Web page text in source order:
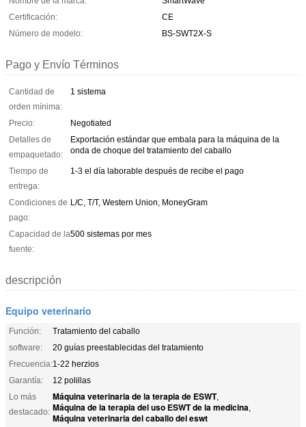
Certificación:
CE
Número de modelo:
BS-SWT2X-S
Pago y Envío Términos
Cantidad de
orden mínima:
1 sistema
Precio:
Negotiated
Detalles de
empaquetado:
Exportación estándar que embala para la máquina de la
onda de choque del tratamiento del caballo
Tiempo de
entrega:
1-3 el día laborable después de recibe el pago
Condiciones de
pago:
L/C, T/T, Western Union, MoneyGram
Capacidad de la
fuente:
500 sistemas por mes
descripción
Equipo veterinario
Función:
Tratamiento del caballo
software:
20 guías preestablecidas del tratamiento
Frecuencia:1-22 herzios
Garantía:
12 polillas
Lo más
destacado:
Máquina veterinaria de la terapia de ESWT,
Máquina de la terapia del uso ESWT de la medicina,
Máquina veterinaria del caballo del eswt